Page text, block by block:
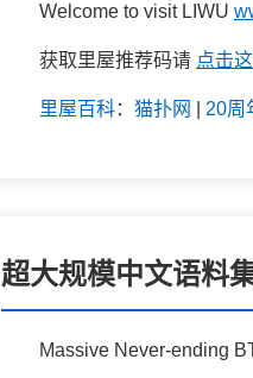
Welcome to visit LIWU
获取里屋推荐码请 点击
里屋百科： 猫扑网 20周
超大规模中文语料
Massive Never-ending